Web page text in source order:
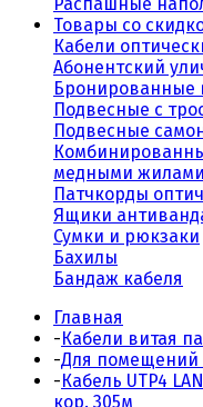
Товары со
Кабели
Абонентский
Бронированные
Подвесные с
Подвесные
медными жилами
Патчкорды
Ящики
Сумки и рюкзаки
Бахилы
Бандаж кабеля
Главная
-Кабели витая
-Для помещений
-Кабель UTP4
кор. 305м